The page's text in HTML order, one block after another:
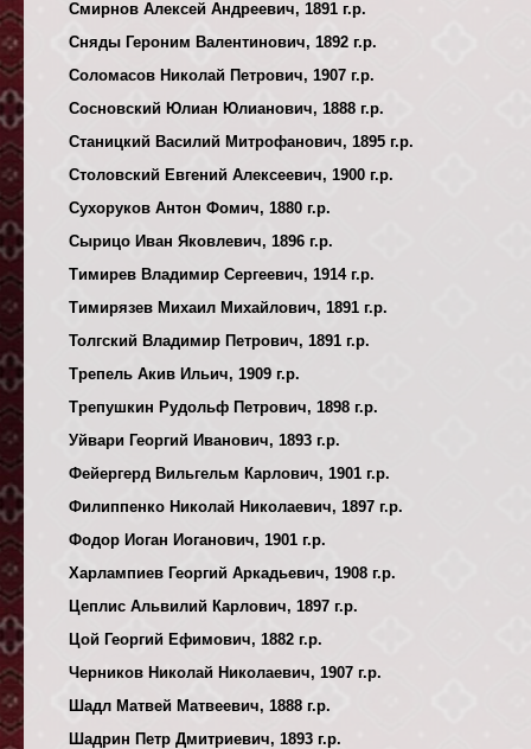
Смирнов Алексей Андреевич, 1891 г.р.
Сняды Героним Валентинович, 1892 г.р.
Соломасов Николай Петрович, 1907 г.р.
Сосновский Юлиан Юлианович, 1888 г.р.
Станицкий Василий Митрофанович, 1895 г.р.
Столовский Евгений Алексеевич, 1900 г.р.
Сухоруков Антон Фомич, 1880 г.р.
Сырицо Иван Яковлевич, 1896 г.р.
Тимирев Владимир Сергеевич, 1914 г.р.
Тимирязев Михаил Михайлович, 1891 г.р.
Толгский Владимир Петрович, 1891 г.р.
Трепель Акив Ильич, 1909 г.р.
Трепушкин Рудольф Петрович, 1898 г.р.
Уйвари Георгий Иванович, 1893 г.р.
Фейергерд Вильгельм Карлович, 1901 г.р.
Филиппенко Николай Николаевич, 1897 г.р.
Фодор Иоган Иоганович, 1901 г.р.
Харлампиев Георгий Аркадьевич, 1908 г.р.
Цеплис Альвилий Карлович, 1897 г.р.
Цой Георгий Ефимович, 1882 г.р.
Черников Николай Николаевич, 1907 г.р.
Шадл Матвей Матвеевич, 1888 г.р.
Шадрин Петр Дмитриевич, 1893 г.р.